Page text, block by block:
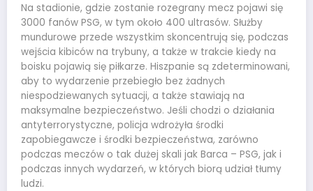
Na stadionie, gdzie zostanie rozegrany mecz pojawi się
3000 fanów PSG, w tym około 400 ultrasów. Służby
mundurowe przede wszystkim skoncentrują się, podczas
wejścia kibiców na trybuny, a także w trakcie kiedy na
boisku pojawią się piłkarze. Hiszpanie są zdeterminowani,
aby to wydarzenie przebiegło bez żadnych
niespodziewanych sytuacji, a także stawiają na
maksymalne bezpieczeństwo. Jeśli chodzi o działania
antyterrorystyczne, policja wdrożyła środki
zapobiegawcze i środki bezpieczeństwa, zarówno
podczas meczów o tak dużej skali jak Barca – PSG, jak i
podczas innych wydarzeń, w których biorą udział tłumy
ludzi.